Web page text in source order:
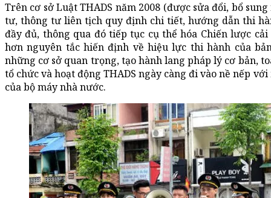
Trên cơ sở Luật THADS năm 2008 (được sửa đổi, bổ
tư, thông tư liên tịch quy định chi tiết, hướng dẫn thi
đầy đủ, thông qua đó tiếp tục cụ thể hóa Chiến lược
hơn nguyên tắc hiến định về hiệu lực thi hành của
những cơ sở quan trọng, tạo hành lang pháp lý cơ bản,
tổ chức và hoạt động THADS ngày càng đi vào nề nếp
của bộ máy nhà nước.